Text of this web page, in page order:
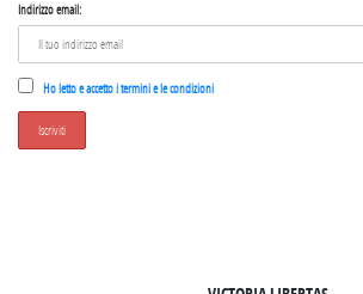
Indirizzo email:
Ho letto e accetto i termini e le condizioni